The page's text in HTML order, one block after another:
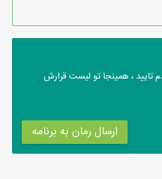
تایید ، همینجا تو لیست قرارش
ارسال رمان به برنامه